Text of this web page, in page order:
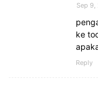
Sep
ke
Reply